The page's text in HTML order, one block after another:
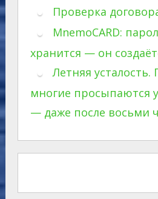
Проверка
MnemoCARD:
хранится — он
Летняя
многие просыпаются
— даже после восьми